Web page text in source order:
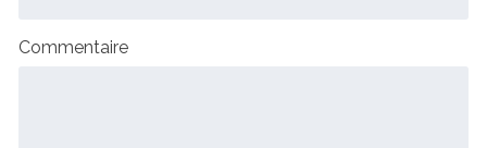
Commentaire